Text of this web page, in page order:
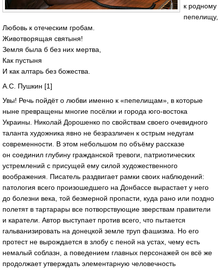
к родному
пепелищу,
Любовь к отеческим гробам.
Животворящая святыня!
Земля была б без них мертва,
Как пустыня
И как алтарь без божества.
А.С. Пушкин [1]
Увы! Речь пойдёт о любви именно к «пепелищам», в которые
ныне превращены многие посёлки и города юго-востока
Украины. Николай Дорошенко по свойствам своего очевидного
таланта художника явно не безразличен к острым недугам
современности. В этом небольшом по объёму рассказе
он соединил глубину гражданской тревоги, патриотических
устремлений с присущей ему силой художественного
воображения. Писатель раздвигает рамки своих наблюдений:
патология всего произошедшего на Донбассе вырастает у него
до болезни века, той безмерной пропасти, куда рано или поздно
полетят в тартарары все потворствующие зверствам правители
и каратели. Автор выступает против всего, что пытается
гальванизировать на донецкой земле труп фашизма. Но его
протест не вырождается в злобу с пеной на устах, чему есть
немалый соблазн, а поведением главных персонажей он всё же
продолжает утверждать элементарную человечность